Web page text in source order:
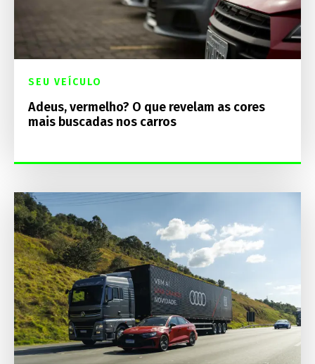
SEU VEÍCULO
Adeus, vermelho? O que revelam as cores
mais buscadas nos carros